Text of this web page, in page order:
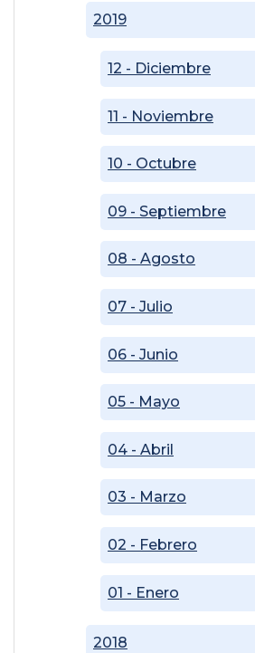
2018
2019
01 - Enero
02 - Febrero
03 - Marzo
04 - Abril
05 - Mayo
06 - Junio
07 - Julio
08 - Agosto
09 - Septiembre
10 - Octubre
11 - Noviembre
12 - Diciembre